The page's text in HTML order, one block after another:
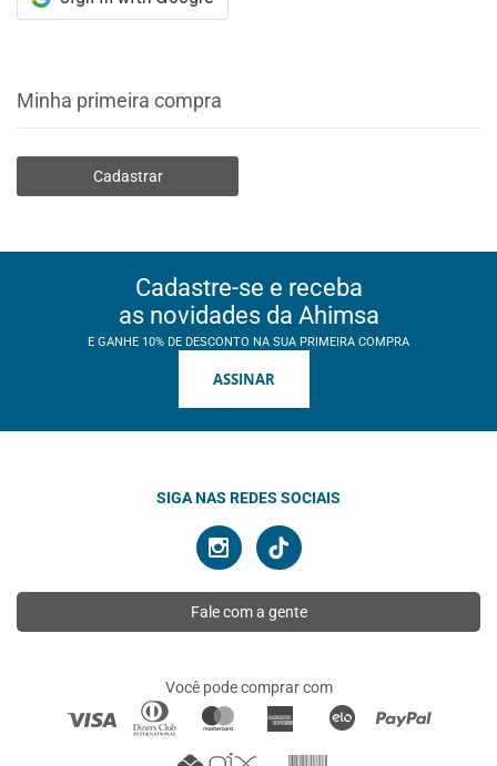
Minha primeira compra
Cadastrar
Cadastre-se e receba
as novidades da Ahimsa
E GANHE 10% DE DESCONTO NA SUA PRIMEIRA COMPRA
ASSINAR
SIGA NAS REDES SOCIAIS
Fale com a gente
Você pode comprar com